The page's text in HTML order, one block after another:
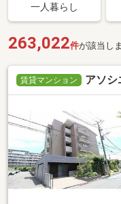
一人暮らし
263,022件が該当し
賃貸マンション アソシ